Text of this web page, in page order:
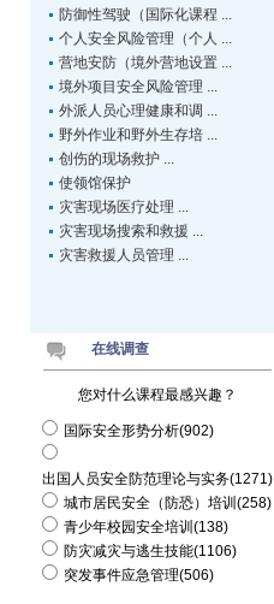
防御性驾驶（国际化课程 ...
个人安全风险管理（个人 ...
营地安防（境外营地设置 ...
境外项目安全风险管理 ...
外派人员心理健康和调 ...
野外作业和野外生存培 ...
创伤的现场救护 ...
使领馆保护
灾害现场医疗处理 ...
灾害现场搜索和救援 ...
灾害救援人员管理 ...
在线调查
您对什么课程最感兴趣？
国际安全形势分析(902)
出国人员安全防范理论与实务(1271)
城市居民安全（防恐）培训(258)
青少年校园安全培训(138)
防灾减灾与逃生技能(1106)
突发事件应急管理(506)